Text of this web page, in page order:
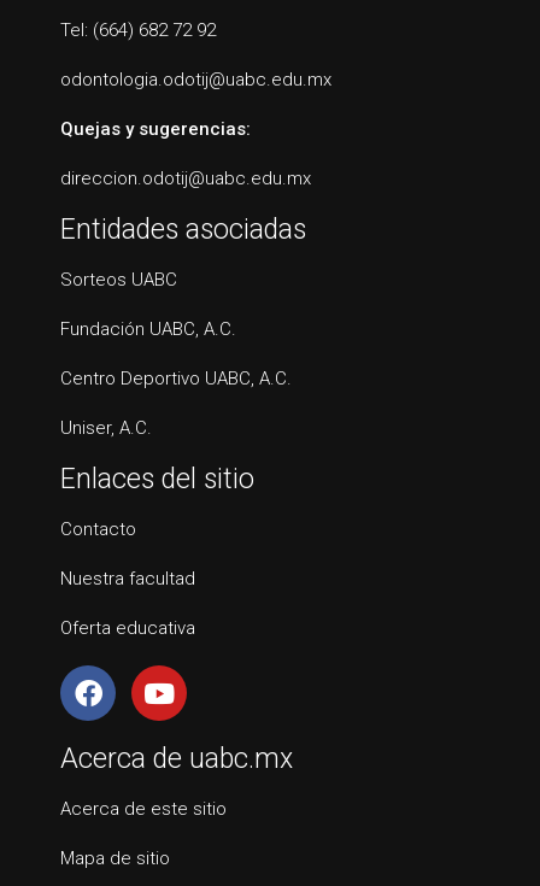
Tel: (664) 682 72 92
odontologia.odotij@uabc.edu.mx
Quejas y sugerencias:
direccion.odotij@uabc.edu.mx
Entidades asociadas
Sorteos UABC
Fundación UABC, A.C.
Centro Deportivo UABC, A.C.
Uniser, A.C.
Enlaces del sitio
Contacto
Nuestra facultad
Oferta educativa
Acerca de uabc.mx
Acerca de este sitio
Mapa de sitio